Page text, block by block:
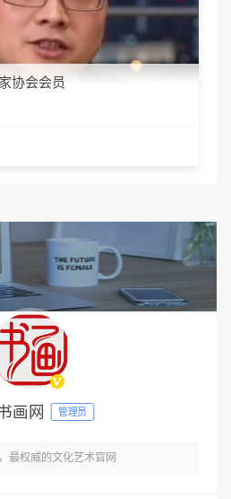
协会会员
画网 管理员
最权威的文化艺术官网